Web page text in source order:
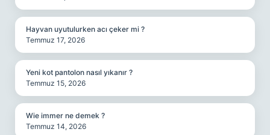
Hayvan uyutulurken acı çeker mi ?
Temmuz 17, 2026
Yeni kot pantolon nasıl yıkanır ?
Temmuz 15, 2026
Wie immer ne demek ?
Temmuz 14, 2026